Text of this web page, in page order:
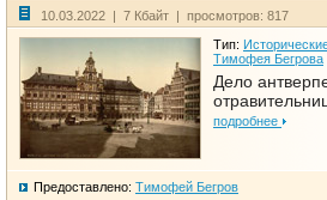
10.03.2022 | 7 Кбайт | просмотров: 817
Тип:
Тимофея Бегрова
Дело
подробнее
Предоставлено: Тимофей Бегров